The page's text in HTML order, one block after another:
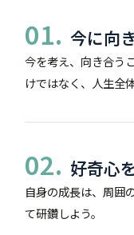
01. 今に向
今を考え、向き合う
けではなく、人生全
02. 好奇心
自身の成長は、周囲
て研鑽しよう。